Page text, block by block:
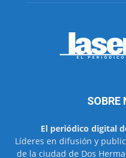
SOBRE
El periódico digital
Líderes en difusión y
de la ciudad de Dos